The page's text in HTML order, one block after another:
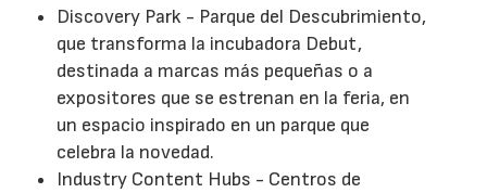
Discovery Park - Parque del Descubrimiento,
que transforma la incubadora Debut,
destinada a marcas más pequeñas o a
expositores que se estrenan en la feria, en
un espacio inspirado en un parque que
celebra la novedad.
Industry Content Hubs - Centros de